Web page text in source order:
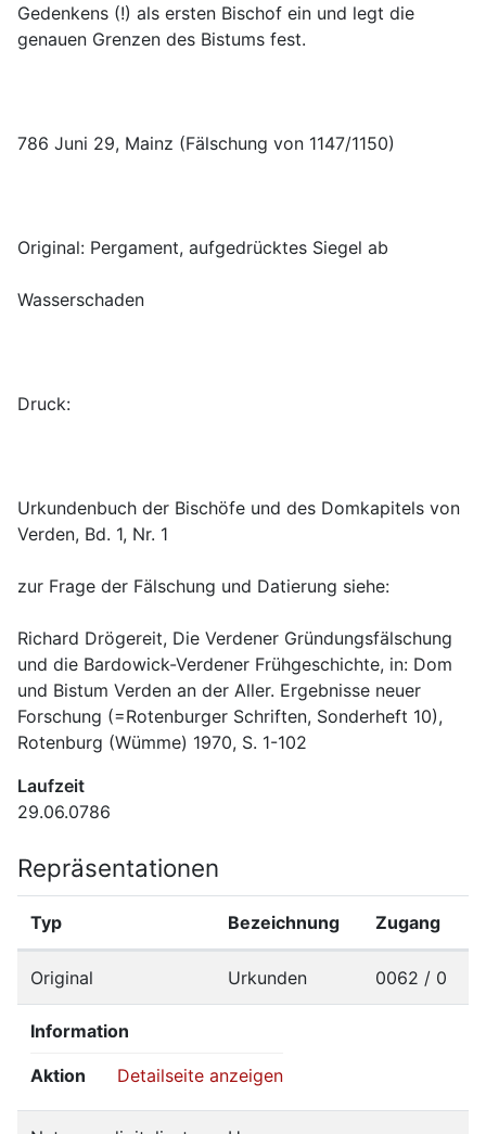
Gedenkens (!) als ersten Bischof ein und legt die
Urkundenbuch der Bischöfe und des Domkapitels von
Richard Drögereit, Die Verdener Gründungsfälschung
und die Bardowick-Verdener Frühgeschichte, in: Dom
und Bistum Verden an der Aller. Ergebnisse neuer
Forschung (=Rotenburger Schriften, Sonderheft 10),
Rotenburg (Wümme) 1970, S. 1-102
Laufzeit
29.06.0786
Repräsentationen
Typ Bezeichnung Zugang
Original Urkunden 0062 / 0
Information
Aktion Detailseite anzeigen